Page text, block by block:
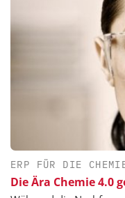
ERP FÜR DIE
Die Ära Chemie 4.0